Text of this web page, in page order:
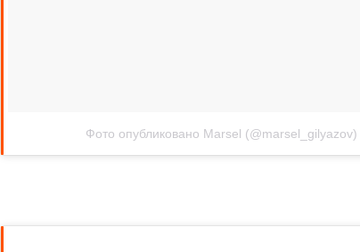
Фото опубликовано Marsel (@marsel_gilyazov)